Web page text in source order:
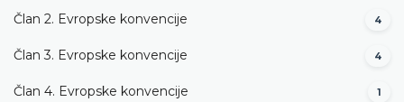
Član 2. Evropske konvencije 4
Član 3. Evropske konvencije 4
Član 4. Evropske konvencije 1